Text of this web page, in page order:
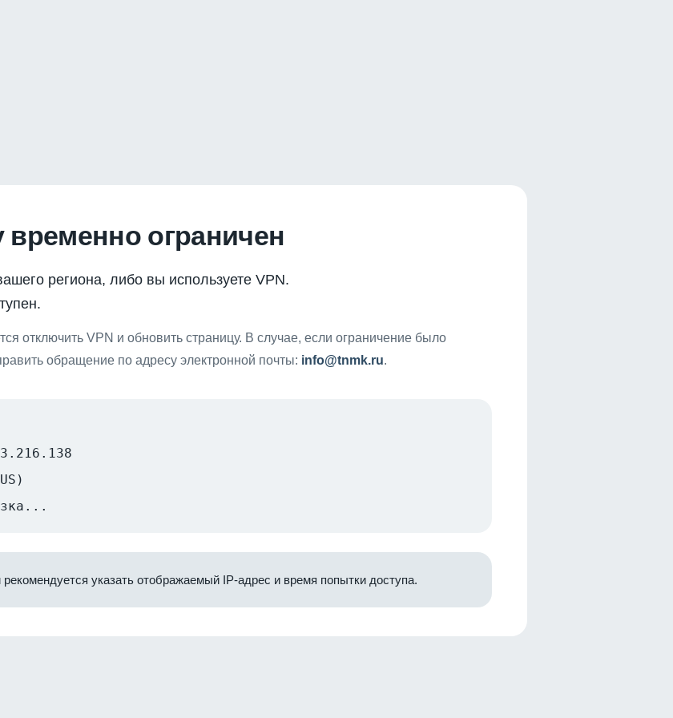
временно ограничен
региона, либо вы используете VPN.
отключить VPN и обновить страницу. В случае, если ограничение было
обращение по адресу электронной почты: info@tnmk.ru.
указать отображаемый IP-адрес и время попытки доступа.